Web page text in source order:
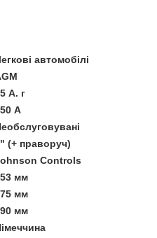
автомобілі
А. г
А
(+ праворуч)
Controls
мм
мм
мм